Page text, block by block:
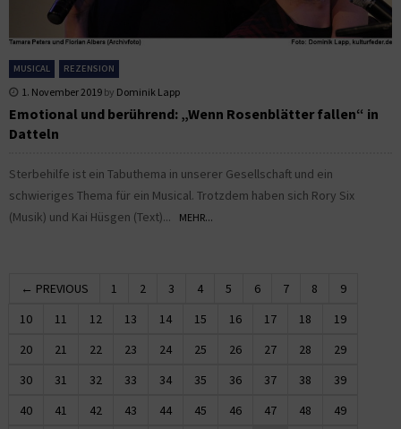
MUSICAL REZENSION
1. November 2019 by Dominik Lapp
Emotional und berührend: „Wenn Rosenblätter fallen“ in
Datteln
Sterbehilfe ist ein Tabuthema in unserer Gesellschaft und ein
schwieriges Thema für ein Musical. Trotzdem haben sich Rory Six
(Musik) und Kai Hüsgen (Text)...
MEHR...
← PREVIOUS 1 2 3 4 5 6 7 8
9
10
11 12 13 14 15 16 17 18
19
20
21 22 23 24 25 26 27 28
29
30
31 32 33 34 35 36 37 38
39
40
41 42 43 44 45 46 47 48
49